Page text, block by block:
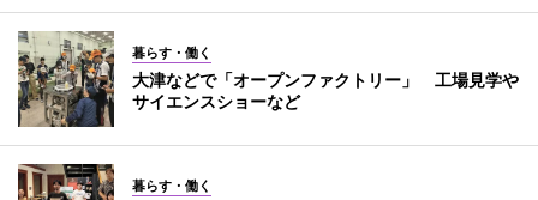
暮らす・働く
大津などで「オープンファクトリー」 工場見学や
サイエンスショーなど
暮らす・働く